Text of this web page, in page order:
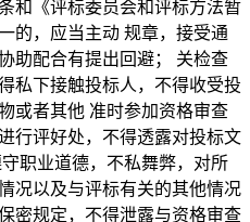
和《评标委员会和评标方法暂
的，应当主动 规章，接受通
助配合有提出回避； 关检查
私下接触投标人，不得收受投
或者其他 准时参加资格审查
行评好处，不得透露对投标文
职业道德，不私舞弊，对所
况以及与评标有关的其他情况
密规定，不得泄露与资格审查